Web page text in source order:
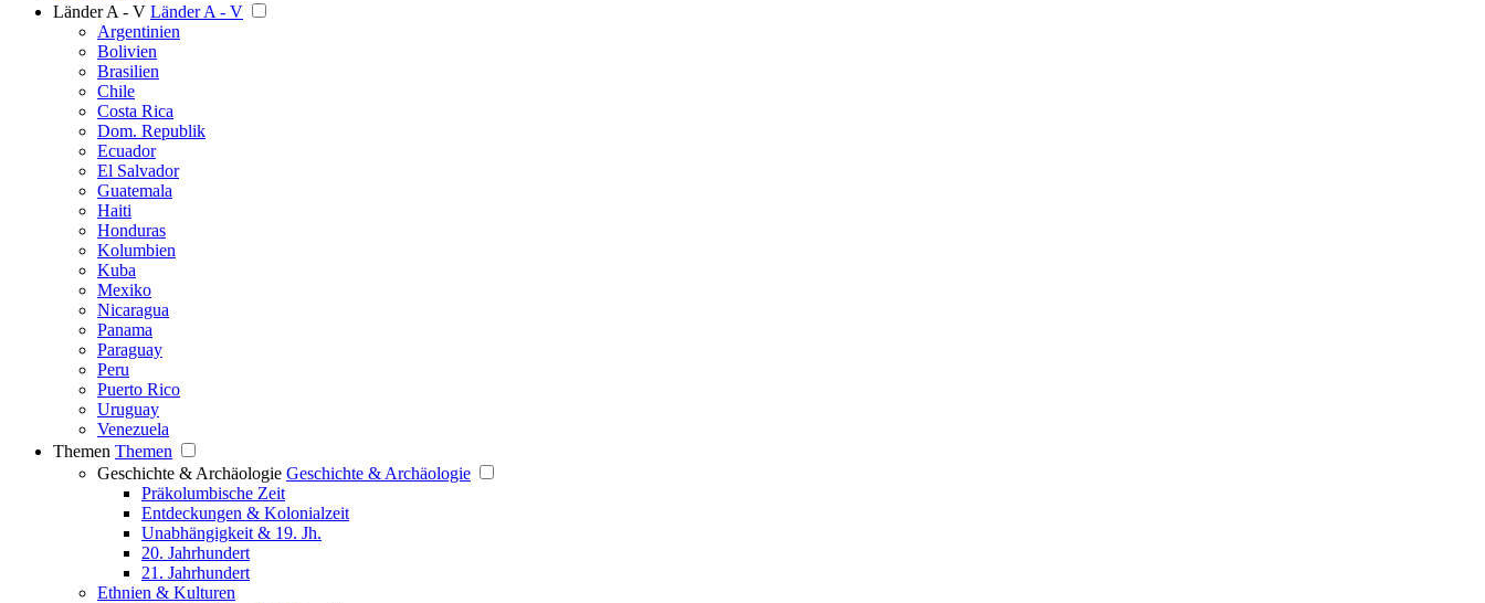
Länder A - V Länder A - V
Argentinien
Bolivien
Brasilien
Chile
Costa Rica
Dom. Republik
Ecuador
El Salvador
Guatemala
Haiti
Honduras
Kolumbien
Kuba
Mexiko
Nicaragua
Panama
Paraguay
Peru
Puerto Rico
Uruguay
Venezuela
Themen Themen
Geschichte & Archäologie Geschichte & Archäologie
Präkolumbische Zeit
Entdeckungen & Kolonialzeit
Unabhängigkeit & 19. Jh.
20. Jahrhundert
21. Jahrhundert
Ethnien & Kulturen